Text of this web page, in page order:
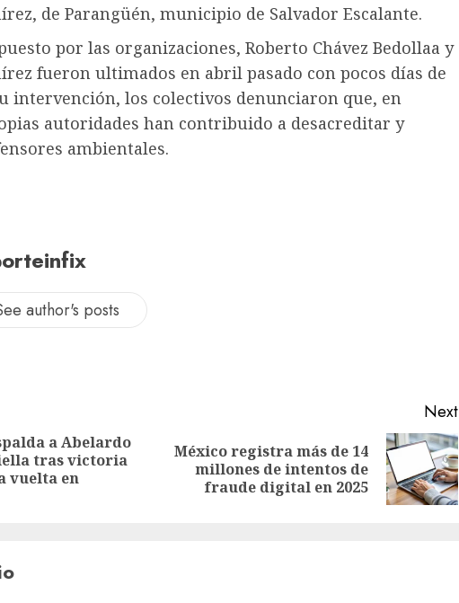
de Parangüén, municipio de Salvador Escalante.
por las organizaciones, Roberto Chávez Bedollaa y
fueron ultimados en abril pasado con pocos días de
intervención, los colectivos denunciaron que, en
autoridades han contribuido a desacreditar y
ambientales.
author's posts
a Abelardo
tras victoria
vuelta en
Next
México registra más de 14
millones de intentos de
fraude digital en 2025